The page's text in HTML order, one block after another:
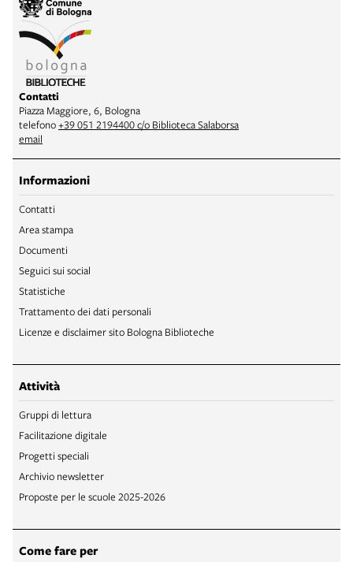
Contatti
Piazza Maggiore, 6, Bologna
telefono+39 051 2194400 c/o Biblioteca Salaborsa
email
Informazioni
Contatti
Area stampa
Documenti
Seguici sui social
Statistiche
Trattamento dei dati personali
Licenze e disclaimer sito Bologna Biblioteche
Attività
Gruppi di lettura
Facilitazione digitale
Progetti speciali
Archivio newsletter
Proposte per le scuole 2025-2026
Come fare per